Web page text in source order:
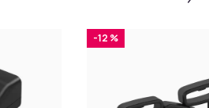
-12 %